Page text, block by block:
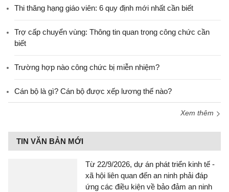
Thi thăng hạng giáo viên: 6 quy định mới nhất cần biết
Trợ cấp chuyển vùng: Thông tin quan trọng công chức cần
biết
Trường hợp nào công chức bị miễn nhiệm?
Cán bộ là gì? Cán bộ được xếp lương thế nào?
Xem thêm
TIN VĂN BẢN MỚI
Từ 22/9/2026, dự án phát triển kinh tế -
xã hội liên quan đến an ninh phải đáp
ứng các điều kiện về bảo đảm an ninh